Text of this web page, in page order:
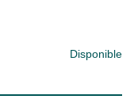
Disponible